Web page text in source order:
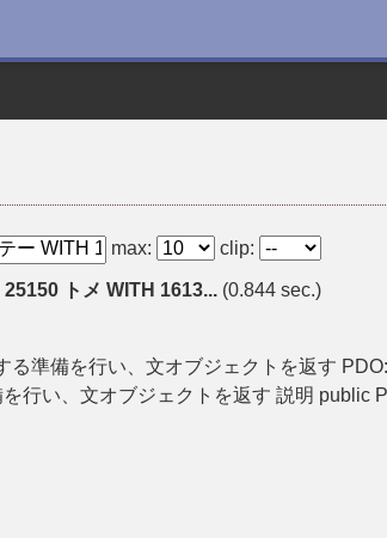
max: clip:
トメ WITH 1613... (0.844 sec.)
準備を行い、文オブジェクトを返す
行い、文オブジェクトを返す 説明 public